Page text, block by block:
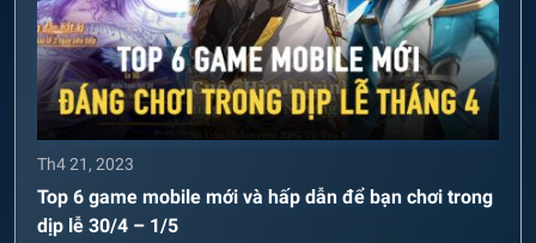
Th4 21, 2023
Top 6 game mobile mới và hấp dẫn để bạn chơi trong
dịp lễ 30/4 – 1/5